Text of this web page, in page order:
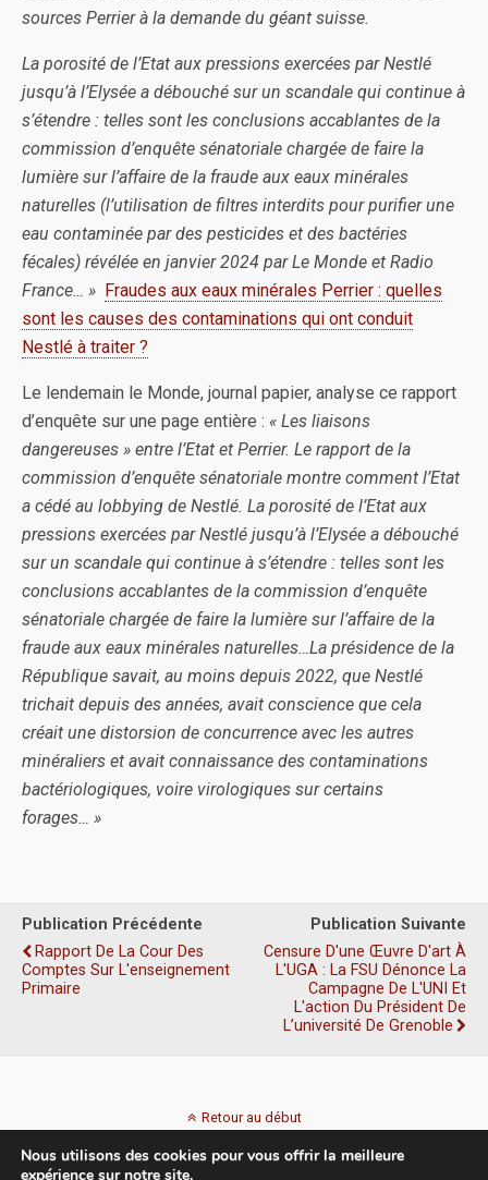
sources Perrier à la demande du géant suisse.
La porosité de l’Etat aux pressions exercées par Nestlé
jusqu’à l’Elysée a débouché sur un scandale qui continue à
s’étendre : telles sont les conclusions accablantes de la
commission d’enquête sénatoriale chargée de faire la
lumière sur l’affaire de la fraude aux eaux minérales
naturelles (l’utilisation de filtres interdits pour purifier une
eau contaminée par des pesticides et des bactéries
fécales) révélée en janvier 2024 parLe Monde et Radio
France… » Fraudes aux eaux minérales Perrier : quelles
sont les causes des contaminations qui ont conduit
Nestlé à traiter ?
Le lendemain le Monde, journal papier, analyse ce rapport
d’enquête sur une page entière : « Les liaisons
dangereuses » entre l’Etat et Perrier. Le rapport de la
commission d’enquête sénatoriale montre comment l’Etat
a cédé au lobbying de Nestlé. La porosité de l’Etat aux
pressions exercées par Nestlé jusqu’à l’Elysée a débouché
sur un scandale qui continue à s’étendre : telles sont les
conclusions accablantes de la commission d’enquête
sénatoriale chargée de faire la lumière sur l’affaire de la
fraude aux eaux minérales naturelles…La présidence de la
République savait, au moins depuis 2022, que Nestlé
trichait depuis des années, avait conscience que cela
créait une distorsion de concurrence avec les autres
minéraliers et avait connaissance des contaminations
bactériologiques, voire virologiques sur certains
forages… »
Publication Précédente
Rapport De La Cour Des
Comptes Sur L'enseignement
Primaire
Publication Suivante
Censure D'une Œuvre D'art À
L'UGA : La FSU Dénonce La
Campagne De L'UNI Et
L'action Du Président De
L’université De Grenoble
Retour au début
Mobile
Nous utilisons des cookies pour vous offrir la meilleure
expérience sur notre site.